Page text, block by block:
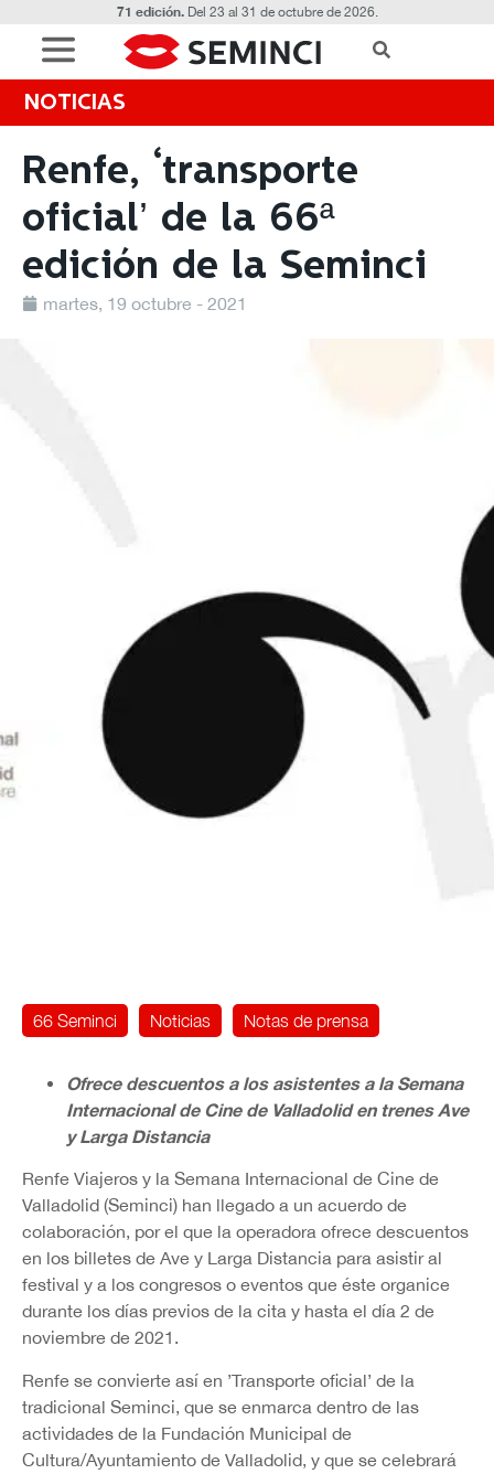
71 edición.Del 23 al 31 de octubre de 2026.
NOTICIAS
Renfe, ‘transporte
oficial’ de la 66ª
edición de la Seminci
martes, 19 octubre - 2021
66 Seminci Noticias Notas de prensa
Ofrece descuentos a los asistentes a la Semana
Internacional de Cine de Valladolid en trenes Ave
y Larga Distancia
Renfe Viajeros y la Semana Internacional de Cine de
Valladolid (Seminci) han llegado a un acuerdo de
colaboración, por el que la operadora ofrece descuentos
en los billetes de Ave y Larga Distancia para asistir al
festival y a los congresos o eventos que éste organice
durante los días previos de la cita y hasta el día 2 de
noviembre de 2021.
Renfe se convierte así en ’Transporte oficial’ de la
tradicional Seminci, que se enmarca dentro de las
actividades de la Fundación Municipal de
Cultura/Ayuntamiento de Valladolid, y que se celebrará